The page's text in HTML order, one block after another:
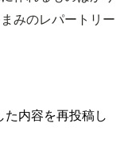
みのレパートリー
た内容を再投稿し